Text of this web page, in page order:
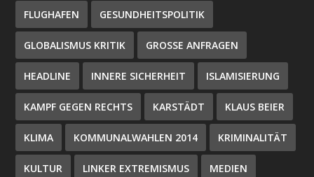
FLUGHAFEN GESUNDHEITSPOLITIK
GLOBALISMUS KRITIK GROSSE ANFRAGEN
HEADLINE INNERE SICHERHEIT ISLAMISIERUNG
KAMPF GEGEN RECHTS KARSTÄDT KLAUS BEIER
KLIMA KOMMUNALWAHLEN 2014 KRIMINALITÄT
KULTUR LINKER EXTREMISMUS MEDIEN